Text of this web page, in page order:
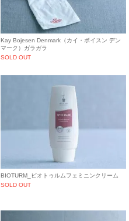
Kay Bojesen Denmark（カイ・ボイスン デン
マーク）ガラガラ
SOLD OUT
BIOTURM_ビオトゥルムフェミニンクリーム
SOLD OUT